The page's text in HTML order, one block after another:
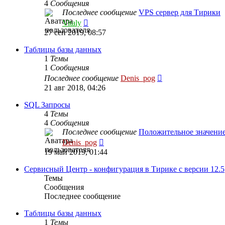
4 Сообщения
Последнее сообщение VPS сервер для Тирики
Vitaly
к
сообщению
27 сен 2019, 08:57
Таблицы базы данных
1 Темы
1 Сообщения
Последнее сообщение Denis_pog
21 авг 2018, 04:26
SQL Запросы
4 Темы
4 Сообщения
Последнее сообщение Положительное
Denis_pog
к
сообщению
19 май 2019, 01:44
Сервисный Центр - конфигурация в Тирике с версии 12.5
Темы
Сообщения
Последнее сообщение
Таблицы базы данных
1 Темы